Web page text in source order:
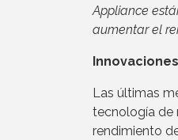
Appliance
aumentar el
Las últimas
tecnología de
rendimiento